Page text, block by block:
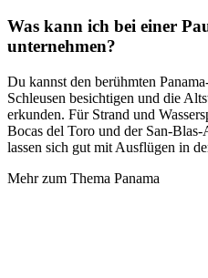
Was kann ich bei einer
unternehmen?
Du kannst den berühmten
Schleusen besichtigen und die
erkunden. Für Strand und
Bocas del Toro und der San-
lassen sich gut mit Ausflügen in
Mehr zum Thema Panama